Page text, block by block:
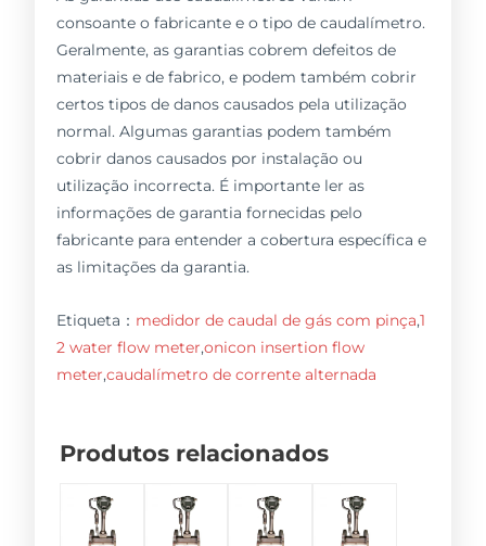
consoante o fabricante e o tipo de caudalímetro.
Geralmente, as garantias cobrem defeitos de
materiais e de fabrico, e podem também cobrir
certos tipos de danos causados pela utilização
normal. Algumas garantias podem também
cobrir danos causados por instalação ou
utilização incorrecta. É importante ler as
informações de garantia fornecidas pelo
fabricante para entender a cobertura específica e
as limitações da garantia.
Etiqueta： medidor de caudal de gás com pinça,1
2 water flow meter,onicon insertion flow
meter,caudalímetro de corrente alternada
Produtos relacionados